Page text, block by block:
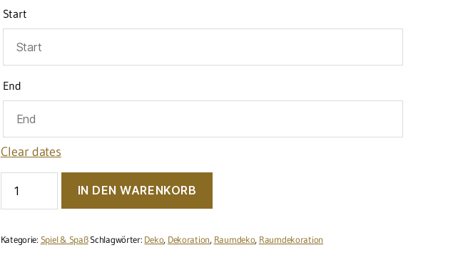
Start
End
Clear dates
"Tipi"
Menge
IN DEN WARENKORB
Kategorie: Spiel & Spaß Schlagwörter: Deko, Dekoration, Raumdeko, Raumdekoration